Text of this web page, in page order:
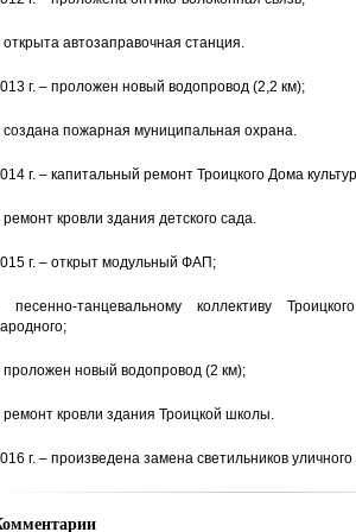
открыта автозаправочная станция.
г. – проложен новый водопровод (2,2 км);
создана пожарная муниципальная охрана.
г. – капитальный ремонт Троицкого Дома
ремонт кровли здания детского сада.
г. – открыт модульный ФАП;
песенно-танцевальному коллективу
проложен новый водопровод (2 км);
ремонт кровли здания Троицкой школы.
г. – произведена замена светильников